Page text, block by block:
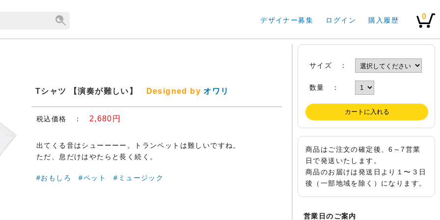
0
デザイナー募集 ログイン 購入履歴
サイズ ：
数量 ：
商品はご注文の確定後、6～7営業
日で発送いたします。
商品のお届けは発送日より１〜３日
後（一部地域を除く）になります。
営業日のご案内
Tシャツ 【演奏が難しい】 Designed byオワリ
税込価格 ： 2,680円
出てくる音はシューーーー。トランペットは難しいですね。
ただ、息だけはやたらと長く続く。
#おもしろ #ペット #ミュージック